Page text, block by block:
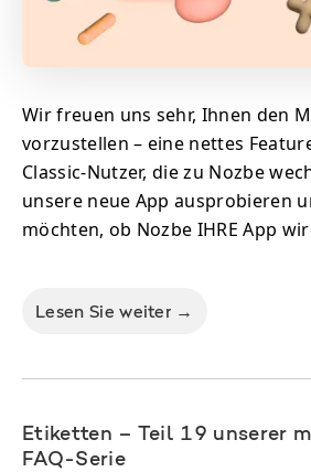
Wir freuen uns sehr, Ihnen den
vorzustellen – eine nettes
Classic-Nutzer, die zu Nozbe
unsere neue App ausprobieren
möchten, ob Nozbe IHRE App
Lesen Sie weiter →
Etiketten – Teil 19 unserer
FAQ-Serie